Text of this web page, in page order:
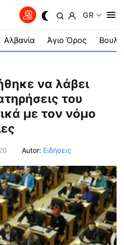
GR
Αλβανία Άγιο Όρος
να λάβει
του
με τον νόμο
Autor: Ειδήσεις